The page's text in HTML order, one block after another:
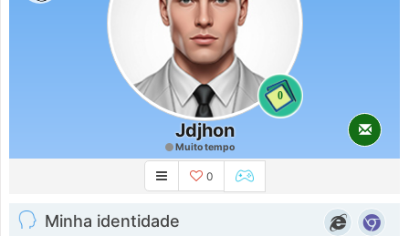
0
Jdjhon
Muito tempo
0
Minha identidade